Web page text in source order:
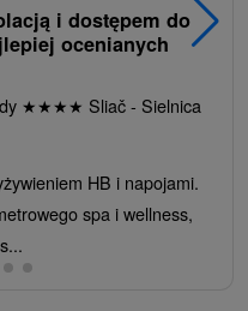
i dostępem do
ocenianych
★★★★ Sliač - Sielnica
HB i napojami.
spa i wellness,